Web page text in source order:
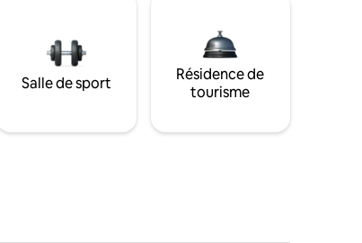
Salle de sport
Résidence de
tourisme